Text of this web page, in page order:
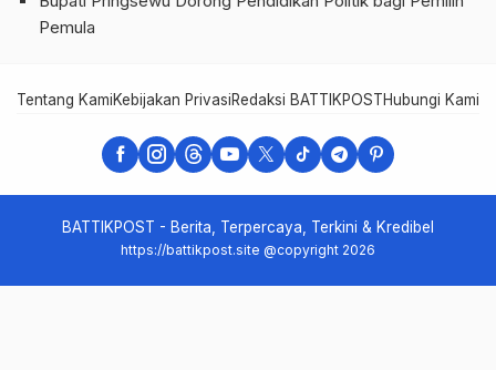
Pemula
Tentang KamiKebijakan PrivasiRedaksi BATTIKPOSTHubungi Kami
BATTIKPOST - Berita, Terpercaya, Terkini & Kredibel
https://battikpost.site @copyright 2026